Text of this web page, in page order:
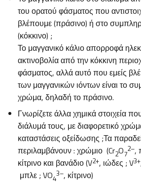
του ορατού φάσματος που
βλέπουμε (πράσινο) ή στο
(κόκκινο) ;
Το μαγγανικό κάλιο απορροφά
ακτινοβολία από την κόκκινη
φάσματος, αλλά αυτό που εμείς
των μαγγανικών ιόντων είναι το
χρώμα, δηλαδή το πράσινο.
Γνωρίζετε άλλα χημικά στοιχεία
διάλυμά τους, με διαφορετικό
καταστάσεις οξείδωσης ;Τα
περιλαμβάνουν : χρώμιο (Cr2O7
2–,
κίτρινο και βανάδιο (V2+, ιώδες ; V3+
μπλε ; VO4
3–, κίτρινο)